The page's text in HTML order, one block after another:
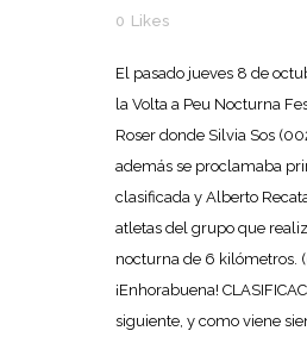
0 Likes
El pasado jueves 8 de
la Volta a Peu Nocturna
Roser donde Silvia Sos
además se proclamaba
clasificada y Alberto
atletas del grupo que
nocturna de 6 kilómetros.
¡Enhorabuena!
siguiente, y como viene